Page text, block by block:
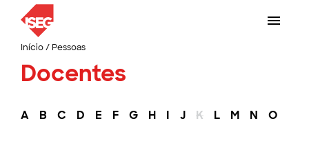
Início/ Pessoas
Docentes
A B C D E F G H I J K L M N O